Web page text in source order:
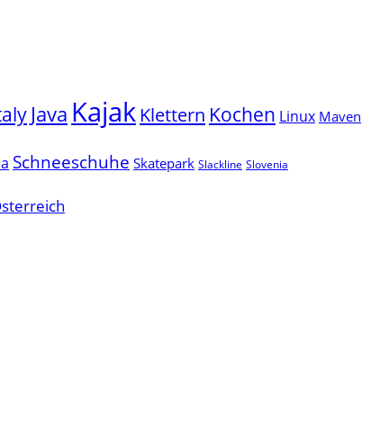
Java Kajak Klettern Kochen Linux Maven
Schneeschuhe Skatepark Slackline Slovenia